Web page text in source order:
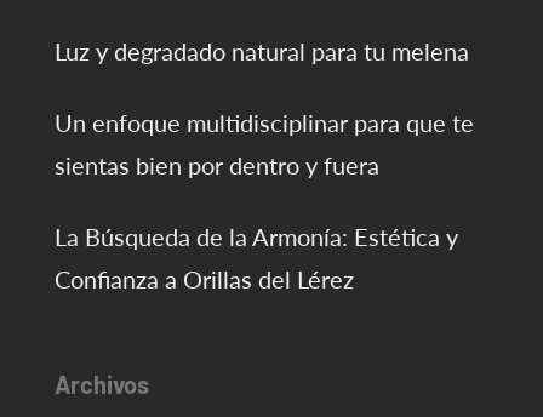
Luz y degradado natural para tu melena
Un enfoque multidisciplinar para que te
sientas bien por dentro y fuera
La Búsqueda de la Armonía: Estética y
Confianza a Orillas del Lérez
Archivos